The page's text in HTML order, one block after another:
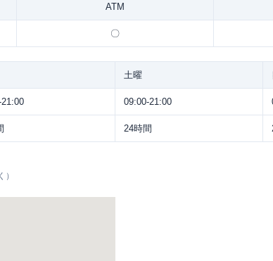
ATM
〇
土曜
09:00-21:00
24時間